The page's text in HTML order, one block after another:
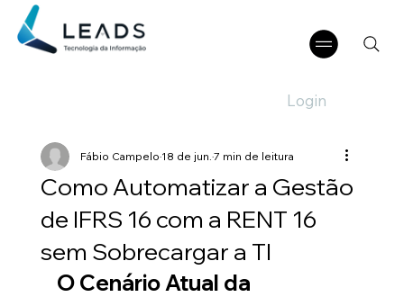
Login
Como Automatizar a Gestão
de IFRS 16 com a RENT 16
sem Sobrecargar a TI
Fábio Campelo18 de jun. 7 min de leitura
O Cenário Atual da